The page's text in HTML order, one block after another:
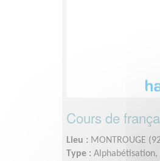
Cours de
Lieu : MONTROUGE
Type : Alphabétisation,